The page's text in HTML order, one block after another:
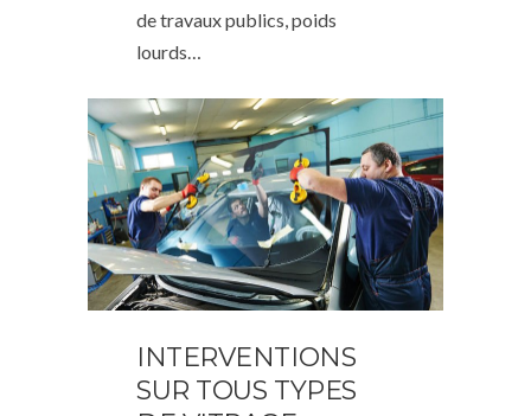
de travaux publics, poids
lourds…
INTERVENTIONS
SUR TOUS TYPES